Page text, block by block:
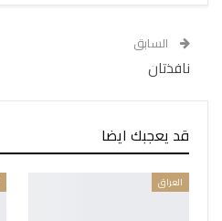
السابق
نافذتان
قد يعجبك ايضا
العراق